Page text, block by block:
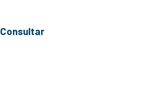
Consultar